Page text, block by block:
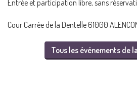
Entrée et participation libre, sans
Cour Carrée de la Dentelle 61000
Tous les événements de